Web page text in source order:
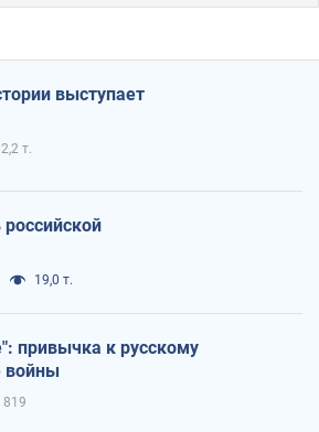
выступает
2,2 т.
19,0 т.
привычка к русскому
войны
819